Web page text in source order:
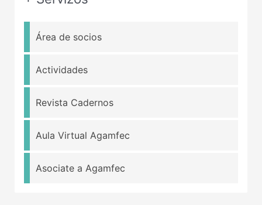
Área de socios
Actividades
Revista Cadernos
Aula Virtual Agamfec
Asociate a Agamfec